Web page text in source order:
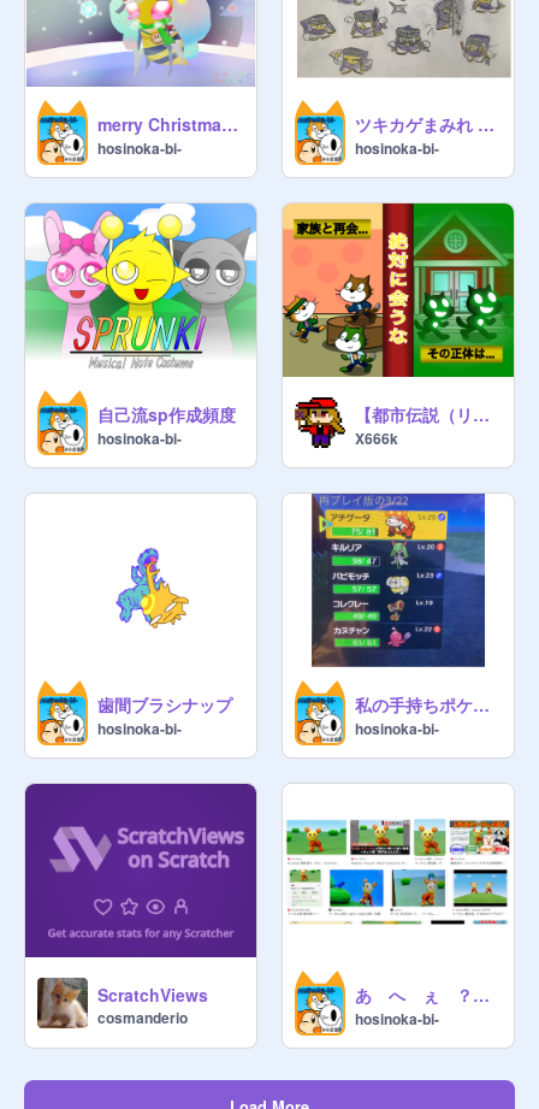
merry Christmas beedrill ! クリスマスイラスト (デジタル)
hosinoka-bi-
ツキカゲまみれ (アナログ)
hosinoka-bi-
自己流sp作成頻度
hosinoka-bi-
【都市伝説（リメイク版）】ニセモノ家族
X666k
歯間ブラシナップ
hosinoka-bi-
私の手持ちポケモン集 (バイオレット)
hosinoka-bi-
ScratchViews
cosmanderio
あ へ ぇ ？ ？ ？
hosinoka-bi-